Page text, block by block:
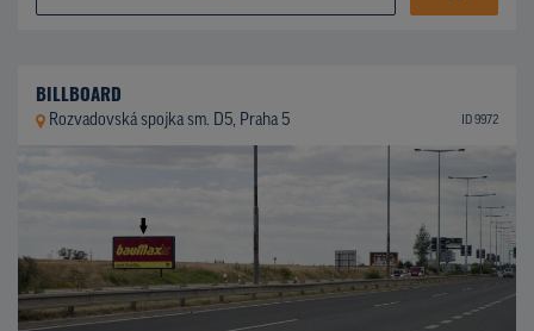
BILLBOARD
Rozvadovská spojka sm. D5, Praha 5 ID 9972